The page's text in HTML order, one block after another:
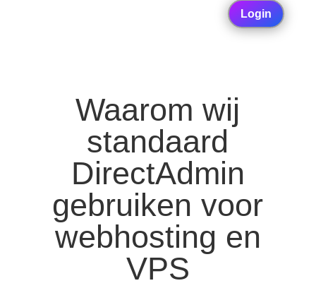
Login
Waarom wij
standaard
DirectAdmin
gebruiken voor
webhosting en
VPS